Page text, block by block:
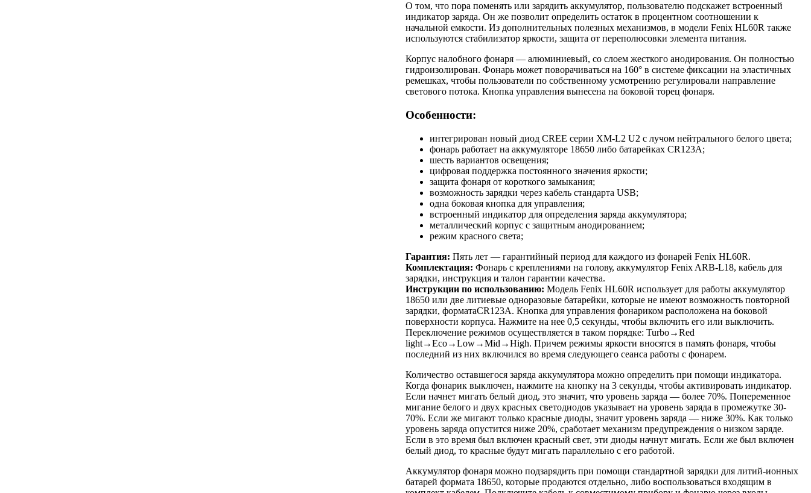
О том, что пора поменять или зарядить аккумулятор, пользователю подскажет встроенный
индикатор заряда. Он же позволит определить остаток в процентном соотношении к
начальной емкости. Из дополнительных полезных механизмов, в модели Fenix HL60R также
используются стабилизатор яркости, защита от переполюсовки элемента питания.
Корпус налобного фонаря — алюминиевый, со слоем жесткого анодирования. Он полностью
гидроизолирован. Фонарь может поворачиваться на 160° в системе фиксации на эластичных
ремешках, чтобы пользователи по собственному усмотрению регулировали направление
светового потока. Кнопка управления вынесена на боковой торец фонаря.
Особенности:
интегрирован новый диод CREE серии XM-L2 U2 с лучом нейтрального белого цвета;
фонарь работает на аккумуляторе 18650 либо батарейках CR123A;
шесть вариантов освещения;
цифровая поддержка постоянного значения яркости;
защита фонаря от короткого замыкания;
возможность зарядки через кабель стандарта USB;
одна боковая кнопка для управления;
встроенный индикатор для определения заряда аккумулятора;
металлический корпус с защитным анодированием;
режим красного света;
Гарантия: Пять лет — гарантийный период для каждого из фонарей Fenix HL60R.
Комплектация: Фонарь с креплениями на голову, аккумулятор Fenix ARB-L18, кабель для
зарядки, инструкция и талон гарантии качества.
Инструкции по использованию: Модель Fenix HL60R использует для работы аккумулятор
18650 или две литиевые одноразовые батарейки, которые не имеют возможность повторной
зарядки, форматаCR123A. Кнопка для управления фонариком расположена на боковой
поверхности корпуса. Нажмите на нее 0,5 секунды, чтобы включить его или выключить.
Переключение режимов осуществляется в таком порядке: Turbo→Red
light→Eco→Low→Mid→High. Причем режимы яркости вносятся в память фонаря, чтобы
последний из них включился во время следующего сеанса работы с фонарем.
Количество оставшегося заряда аккумулятора можно определить при помощи индикатора.
Когда фонарик выключен, нажмите на кнопку на 3 секунды, чтобы активировать индикатор.
Если начнет мигать белый диод, это значит, что уровень заряда — более 70%. Попеременное
мигание белого и двух красных светодиодов указывает на уровень заряда в промежутке 30-
70%. Если же мигают только красные диоды, значит уровень заряда — ниже 30%. Как только
уровень заряда опустится ниже 20%, сработает механизм предупреждения о низком заряде.
Если в это время был включен красный свет, эти диоды начнут мигать. Если же был включен
белый диод, то красные будут мигать параллельно с его работой.
Аккумулятор фонаря можно подзарядить при помощи стандартной зарядки для литий-ионных
батарей формата 18650, которые продаются отдельно, либо воспользоваться входящим в